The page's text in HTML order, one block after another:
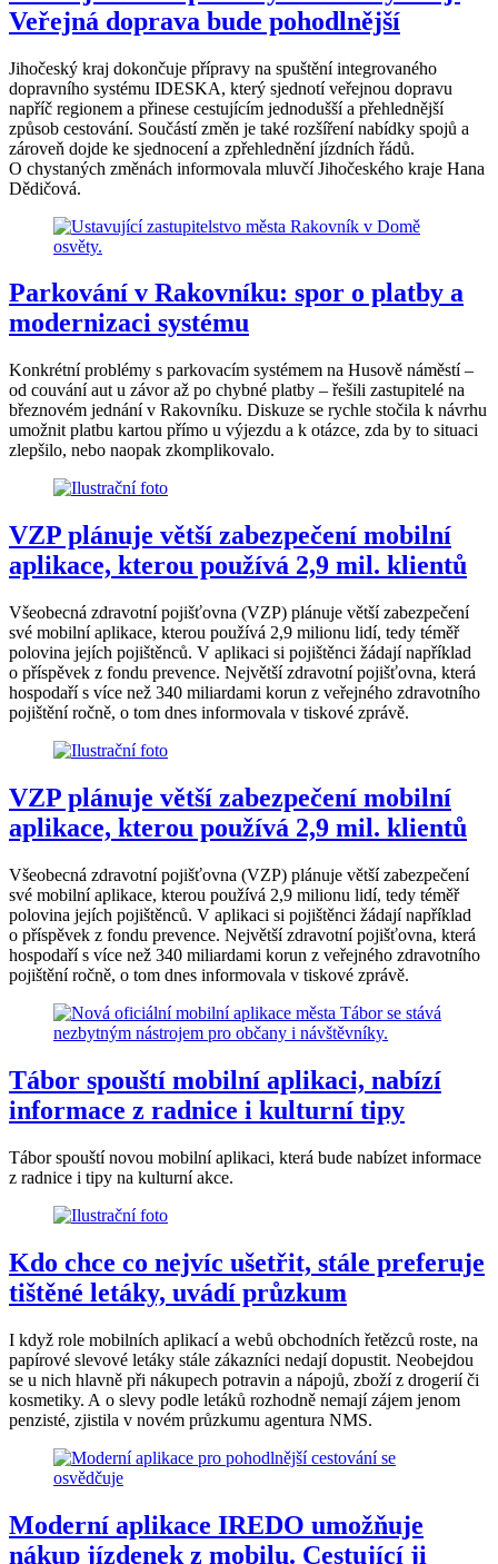
Veřejná doprava bude pohodlnější
Jihočeský kraj dokončuje přípravy na spuštění integrovaného
dopravního systému IDESKA, který sjednotí veřejnou dopravu
napříč regionem a přinese cestujícím jednodušší a přehlednější
způsob cestování. Součástí změn je také rozšíření nabídky spojů a
zároveň dojde ke sjednocení a zpřehlednění jízdních řádů.
O chystaných změnách informovala mluvčí Jihočeského kraje Hana
Dědičová.
Parkování v Rakovníku: spor o platby a
modernizaci systému
Konkrétní problémy s parkovacím systémem na Husově náměstí –
od couvání aut u závor až po chybné platby – řešili zastupitelé na
březnovém jednání v Rakovníku. Diskuze se rychle stočila k návrhu
umožnit platbu kartou přímo u výjezdu a k otázce, zda by to situaci
zlepšilo, nebo naopak zkomplikovalo.
VZP plánuje větší zabezpečení mobilní
aplikace, kterou používá 2,9 mil. klientů
Všeobecná zdravotní pojišťovna (VZP) plánuje větší zabezpečení
své mobilní aplikace, kterou používá 2,9 milionu lidí, tedy téměř
polovina jejích pojištěnců. V aplikaci si pojištěnci žádají například
o příspěvek z fondu prevence. Největší zdravotní pojišťovna, která
hospodaří s více než 340 miliardami korun z veřejného zdravotního
pojištění ročně, o tom dnes informovala v tiskové zprávě.
VZP plánuje větší zabezpečení mobilní
aplikace, kterou používá 2,9 mil. klientů
Všeobecná zdravotní pojišťovna (VZP) plánuje větší zabezpečení
své mobilní aplikace, kterou používá 2,9 milionu lidí, tedy téměř
polovina jejích pojištěnců. V aplikaci si pojištěnci žádají například
o příspěvek z fondu prevence. Největší zdravotní pojišťovna, která
hospodaří s více než 340 miliardami korun z veřejného zdravotního
pojištění ročně, o tom dnes informovala v tiskové zprávě.
Tábor spouští mobilní aplikaci, nabízí
informace z radnice i kulturní tipy
Tábor spouští novou mobilní aplikaci, která bude nabízet informace
z radnice i tipy na kulturní akce.
Kdo chce co nejvíc ušetřit, stále preferuje
tištěné letáky, uvádí průzkum
I když role mobilních aplikací a webů obchodních řetězců roste, na
papírové slevové letáky stále zákazníci nedají dopustit. Neobejdou
se u nich hlavně při nákupech potravin a nápojů, zboží z drogerií či
kosmetiky. A o slevy podle letáků rozhodně nemají zájem jenom
penzisté, zjistila v novém průzkumu agentura NMS.
Moderní aplikace IREDO umožňuje
nákup jízdenek z mobilu. Cestující ji